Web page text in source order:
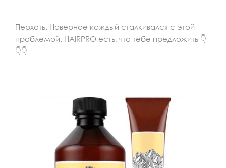
Перхоть. Наверное каждый сталкивался с этой
проблемой. HAIRPRO есть, что тебе предложить 👇
👇👇